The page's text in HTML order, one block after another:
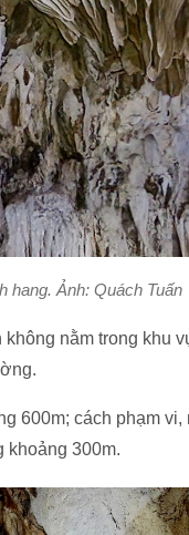
hang. Ảnh: Quách Tuấn
nằm trong khu
600m; cách phạm
khoảng 300m.